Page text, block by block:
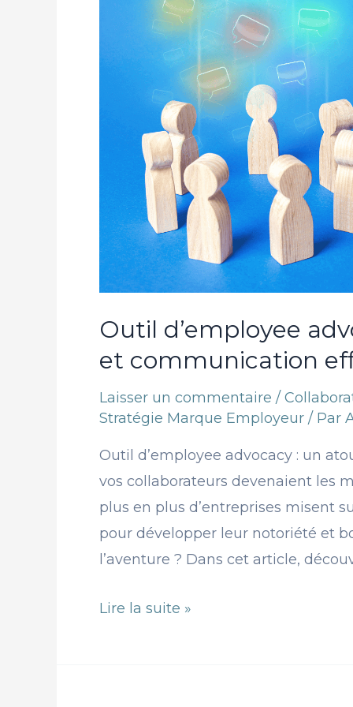
Outil d’employee
et communication
Laisser un commentaire /
Stratégie Marque Employeur / Par
Outil d’employee advocacy : un
vos collaborateurs devenaient les
plus en plus d’entreprises misent
pour développer leur notoriété et
l’aventure ? Dans cet article,
advocacy
un
recrutement
communication
efficace
Lire la suite »